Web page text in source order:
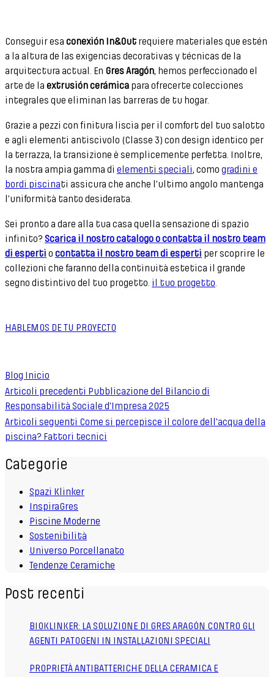
Conseguir esa conexión In&Out requiere materiales que estén
a la altura de las exigencias decorativas y técnicas de la
arquitectura actual. En Gres Aragón, hemos perfeccionado el
arte de la extrusión cerámica para ofrecerte colecciones
integrales que eliminan las barreras de tu hogar.
Grazie a pezzi con finitura liscia per il comfort del tuo salotto
e agli elementi antiscivolo (Classe 3) con design identico per
la terrazza, la transizione è semplicemente perfetta. Inoltre,
la nostra ampia gamma di elementi speciali, como gradini e
bordi piscinati assicura che anche l'ultimo angolo mantenga
l'uniformità tanto desiderata.
Sei pronto a dare alla tua casa quella sensazione di spazio
infinito? Scarica il nostro catalogo o contatta il nostro team
di esperti o contatta il nostro team di esperti per scoprire le
collezioni che faranno della continuità estetica il grande
segno distintivo del tuo progetto. il tuo progetto
HABLEMOS DE TU PROYECTO
Blog Inicio
Articoli precedenti Pubblicazione del Bilancio di
Responsabilità Sociale d'Impresa 2025
Articoli seguenti Come si percepisce il colore dell'acqua della
piscina? Fattori tecnici
Categorie
Spazi Klinker
InspiraGres
Piscine Moderne
Sostenibilità
Universo Porcellanato
Tendenze Ceramiche
Post recenti
BIOKLINKER: LA SOLUZIONE DI GRES ARAGÓN CONTRO GLI
AGENTI PATOGENI IN INSTALLAZIONI SPECIALI
PROPRIETÀ ANTIBATTERICHE DELLA CERAMICA E